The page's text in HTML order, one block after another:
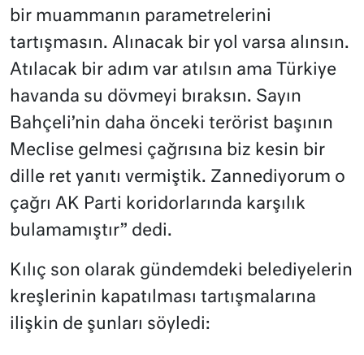
bir muammanın parametrelerini
tartışmasın. Alınacak bir yol varsa alınsın.
Atılacak bir adım var atılsın ama Türkiye
havanda su dövmeyi bıraksın. Sayın
Bahçeli’nin daha önceki terörist başının
Meclise gelmesi çağrısına biz kesin bir
dille ret yanıtı vermiştik. Zannediyorum o
çağrı AK Parti koridorlarında karşılık
bulamamıştır” dedi.
Kılıç son olarak gündemdeki belediyelerin
kreşlerinin kapatılması tartışmalarına
ilişkin de şunları söyledi: